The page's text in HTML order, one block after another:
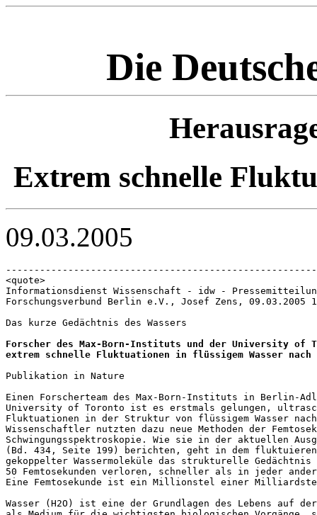
Die
Extrem schnelle
09.03.2005
<quote>
Informationsdienst Wissenschaft - idw -
Forschungsverbund Berlin e.V., Josef Zens, 09.03.2005
Das kurze Gedächtnis des Wassers
Forscher des Max-Born-Instituts und der University of
extrem schnelle Fluktuationen in flüssigem Wasser nach
Publikation in Nature
Einen Forscherteam des Max-Born-Instituts in Berlin-
University of Toronto ist es erstmals gelungen,
Fluktuationen in der Struktur von flüssigem Wasser
Wissenschaftler nutzten dazu neue Methoden der
Schwingungsspektroskopie. Wie sie in der aktuellen
(Bd. 434, Seite 199) berichten, geht in dem
gekoppelter Wassermoleküle das strukturelle
50 Femtosekunden verloren, schneller als in jeder
Eine Femtosekunde ist ein Millionstel einer
Wasser (H2O) ist eine der Grundlagen des Lebens auf